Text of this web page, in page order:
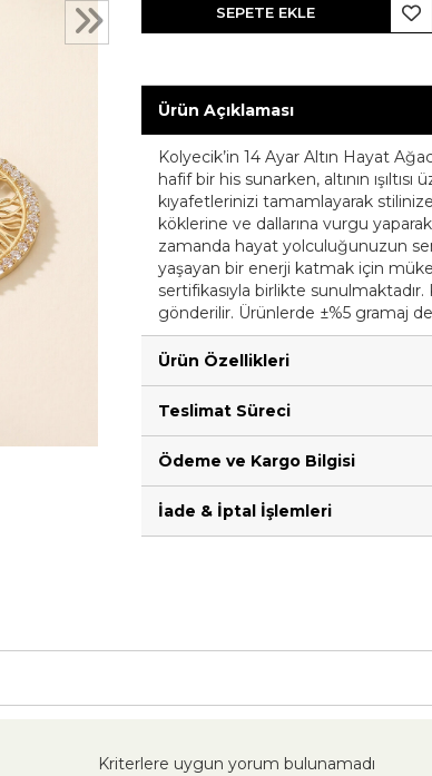
SEPETE EKLE
Ürün Açıklaması
Kolyecik’in 14 Ayar Altın Hayat
hafif bir his sunarken, altının
kıyafetlerinizi tamamlayarak
köklerine ve dallarına vurgu
zamanda hayat yolculuğunuzun
yaşayan bir enerji katmak için
sertifikasıyla birlikte
gönderilir. Ürünlerde ±%5 gramaj
Ürün Özellikleri
Teslimat Süreci
Ödeme ve Kargo Bilgisi
İade & İptal İşlemleri
Kriterlere uygun yorum bulunamadı